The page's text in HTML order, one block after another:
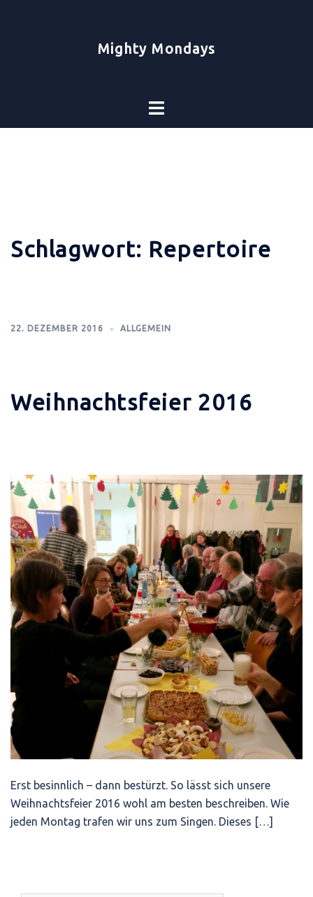
Mighty Mondays
Toggle
Schlagwort: Repertoire
22. DEZEMBER 2016 ALLGEMEIN
Weihnachtsfeier 2016
Erst besinnlich – dann bestürzt. So lässt sich unsere
Weihnachtsfeier 2016 wohl am besten beschreiben. Wie
jeden Montag trafen wir uns zum Singen. Dieses […]